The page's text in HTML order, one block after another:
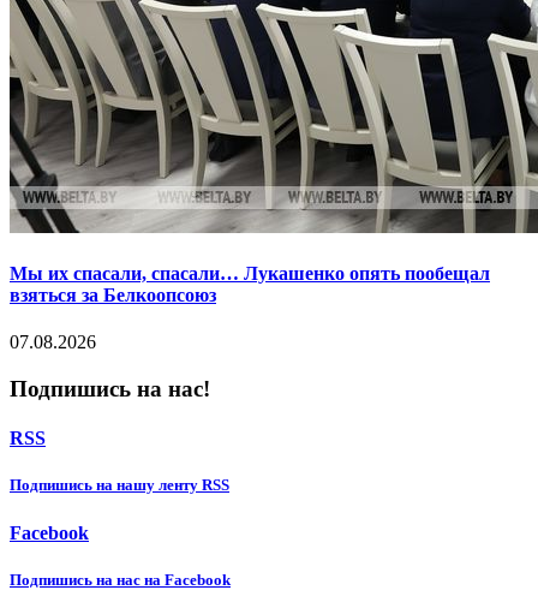
Мы их спасали, спасали… Лукашенко опять пообещал
взяться за Белкоопсоюз
07.08.2026
Подпишись на нас!
RSS
Подпишиcь на нашу ленту RSS
Facebook
Подпишиcь на нас на Facebook